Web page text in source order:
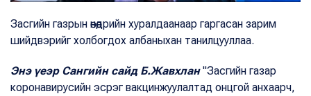
Засгийн газрын өнөөдрийн хуралдаанаар гаргасан зарим
шийдвэрийг холбогдох албаныхан танилцууллаа.
Энэ үеэр Сангийн сайд Б.Жавхлан"Засгийн газар
коронавирусийн эсрэг вакцинжуулалтад онцгой анхаарч,